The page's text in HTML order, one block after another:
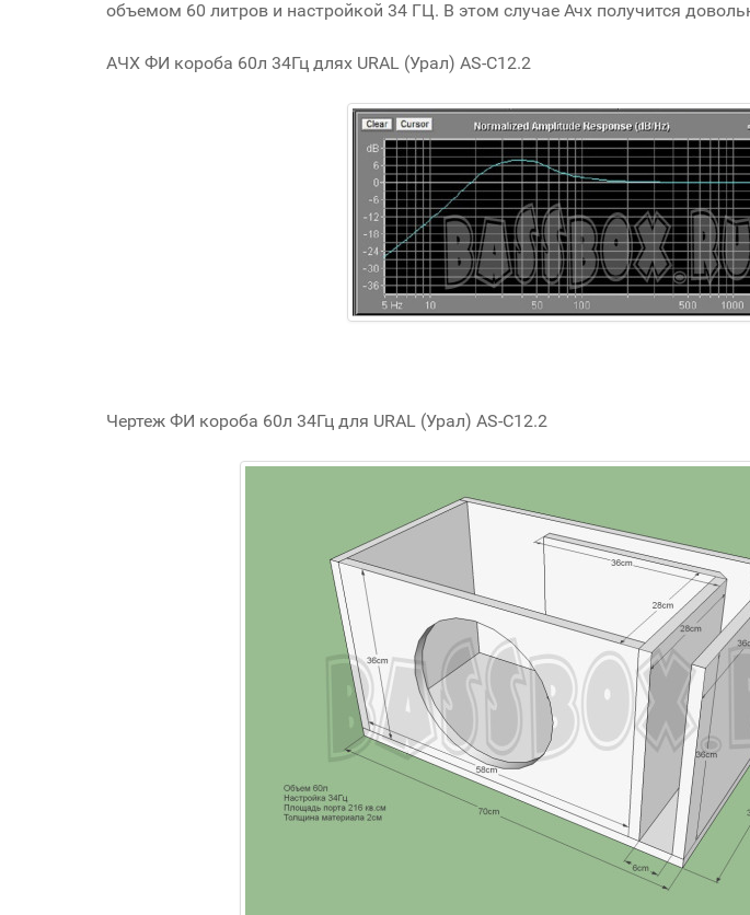
объемом 60 литров и настройкой 34 ГЦ. В этом случае Ачх получится
АЧХ ФИ короба 60л 34Гц длях URAL (Урал) AS-C12.2
Чертеж ФИ короба 60л 34Гц для URAL (Урал) AS-C12.2